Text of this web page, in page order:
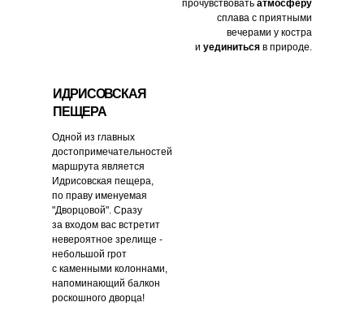
ИДРИСОВСКАЯ
ПЕЩЕРА
Одной из главных
достопримечательностей
маршрута является
Идрисовская пещера,
по праву именуемая
"Дворцовой". Сразу
за входом вас встретит
невероятное зрелище -
небольшой грот
с каменными колоннами,
напоминающий балкон
роскошного дворца!
прочувствовать атмосферу
сплава с приятными
вечерами у костра
и уединиться в природе.